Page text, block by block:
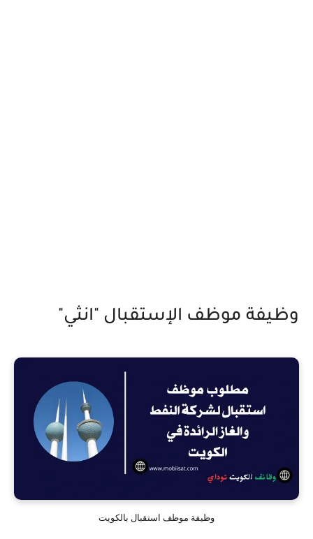
وظيفة موظف الإستقبال "انثي"
وظيفة موظف استقبال بالكويت